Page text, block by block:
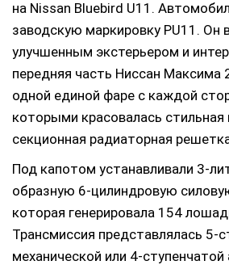
на Nissan Bluebird U11.
заводскую маркировку PU11. Он
улучшенным экстерьером и
передняя часть Ниссан Максима
одной единой фаре с каждой
которыми красовалась
секционная радиаторная
Под капотом устанавливали 3-
образную 6-цилиндровую
которая генерировала 154
Трансмиссия представлялась 5-
механической или 4-